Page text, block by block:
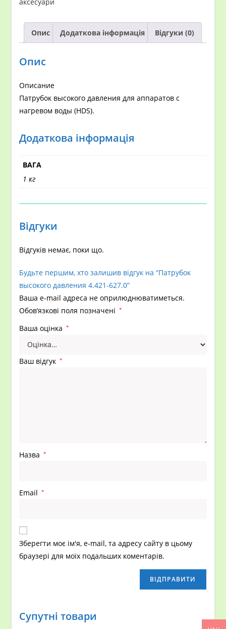
Опис Додаткова інформація Відгуки (0)
Опис
Описание
Патрубок высокого давления для аппаратов с
нагревом воды (HDS).
Додаткова інформація
ВАГА
1 кг
Відгуки
Відгуків немає, поки що.
Будьте першим, хто залишив відгук на “Патрубок
высокого давления 4.421-627.0”
Ваша e-mail адреса не оприлюднюватиметься.
Обов’язкові поля позначені
*
Ваша оцінка *
Ваш відгук *
Назва *
Email *
Зберегти моє ім'я, e-mail, та адресу сайту в цьому
браузері для моїх подальших коментарів.
Супутні товари